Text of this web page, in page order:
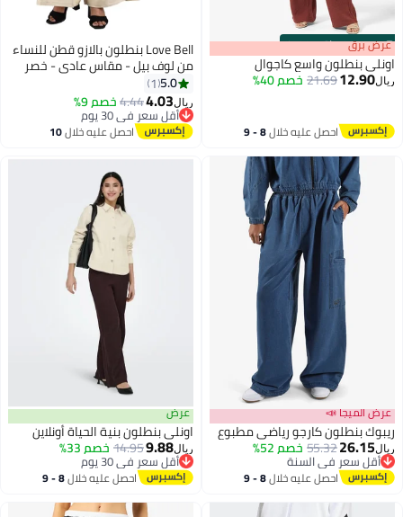
00m:00s
·باقي 100% عرض برق
اونلي بنطلون واسع كاجوال
ريال12.90
21.69خصم 40%
احصل عليه خلال 8 - 9
6
Love Bell بنطلون بالازو قطن للنساء
من لوف بيل - مقاس عادي - خصر
مرن - بنطلون واسع الساق للنساء
5.0
1
ريال4.03
4.44خصم 9%
أقل سعر في 30 يوم
أقل سعر في 30 يوماحصل عليه خلال10
عرض الميجا 📣
ريبوك بنطلون كارجو رياضي مطبوع
ريال26.15
55.32خصم 52%
أقل سعر في السنة
أقل سعر في السنة
احصل عليه خلال 8 - 9
عرض
اونلي بنطلون بنية الحياة أونلاين
ريال9.88
14.95خصم 33%
أقل سعر في 30 يوم
أقل سعر في 30 يوماحصل عليه خلال 8 - 9